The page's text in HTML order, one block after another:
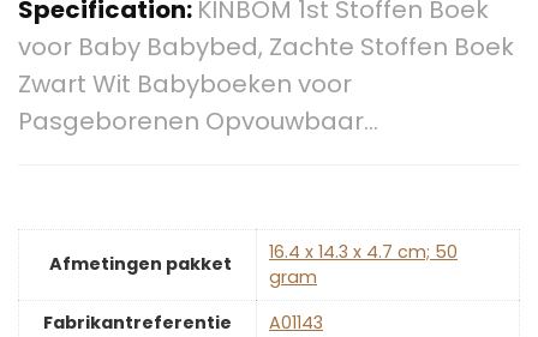
Specification: KINBOM 1st Stoffen Boek
voor Baby Babybed, Zachte Stoffen Boek
Zwart Wit Babyboeken voor
Pasgeborenen Opvouwbaar…
Afmetingen pakket
‎16.4 x 14.3 x 4.7 cm; 50
gram
Fabrikantreferentie
‎A01143